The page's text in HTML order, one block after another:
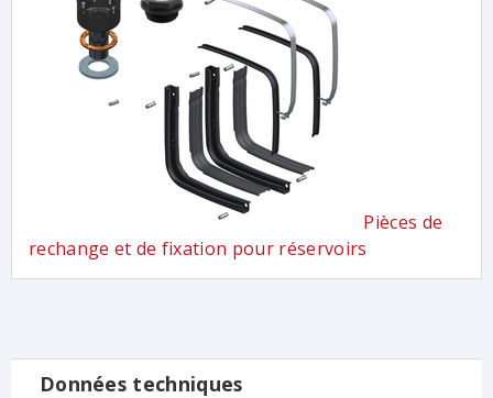
Pièces de
rechange et de fixation pour réservoirs
Données techniques